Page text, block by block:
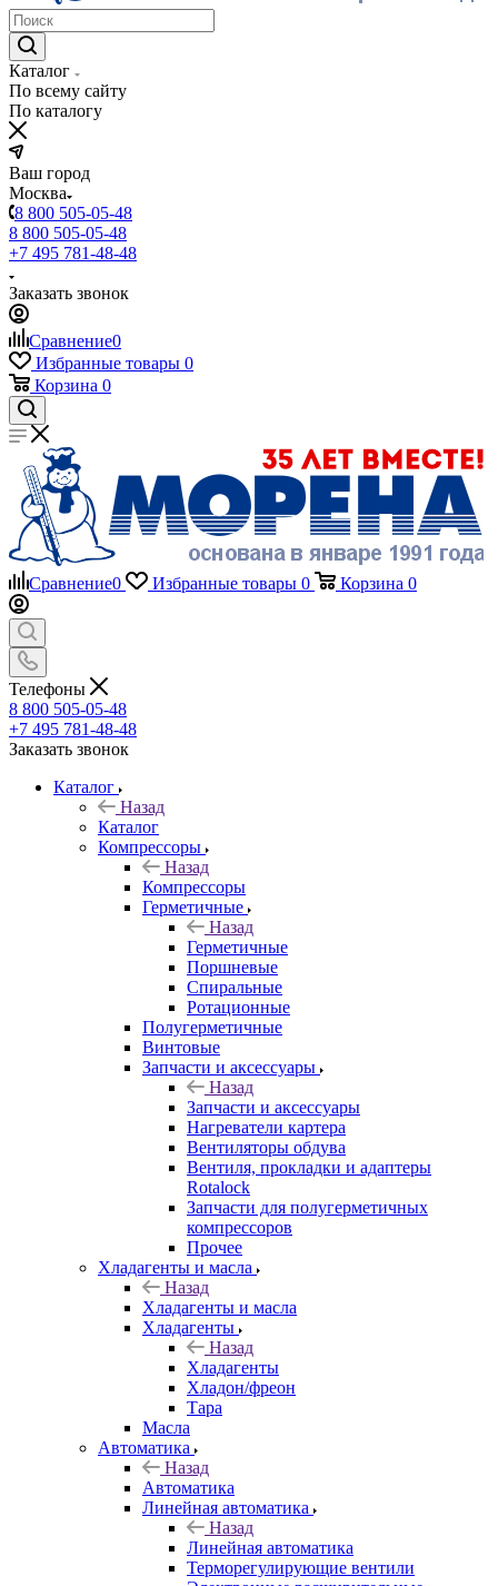
Каталог
По всему сайту
По каталогу
Ваш город
Москва
8 800 505-05-48
8 800 505-05-48
+7 495 781-48-48
Заказать звонок
Сравнение0
Избранные товары 0
Корзина 0
Сравнение0 Избранные товары 0 Корзина 0
Телефоны
8 800 505-05-48
+7 495 781-48-48
Заказать звонок
Каталог
Назад
Каталог
Компрессоры
Назад
Компрессоры
Герметичные
Назад
Герметичные
Поршневые
Спиральные
Ротационные
Полугерметичные
Винтовые
Запчасти и аксессуары
Назад
Запчасти и аксессуары
Нагреватели картера
Вентиляторы обдува
Вентиля, прокладки и адаптеры
Rotalock
Запчасти для полугерметичных
компрессоров
Прочее
Хладагенты и масла
Назад
Хладагенты и масла
Хладагенты
Назад
Хладагенты
Хладон/фреон
Тара
Масла
Автоматика
Назад
Автоматика
Линейная автоматика
Назад
Линейная автоматика
Терморегулирующие вентили